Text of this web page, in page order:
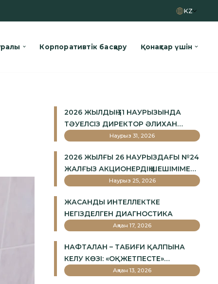
KZ
Корпоративтік басқару Қонақтар үшін
2026 ЖЫЛДЫҢ 31 НАУРЫЗЫНДА
ТӘУЕЛСІЗ ДИРЕКТОР ӘЛИХАН
ЖЕКСЕМБАЙҰЛЫ БАЙДУСЕНОВ
КЕҢЕСІНІҢ ТӨРАҒАСЫ БОЛЫП
САЙЛАНДЫ.
Наурыз 31, 2026
2026 ЖЫЛҒЫ 26 НАУРЫЗДАҒЫ №24
ЖАЛҒЫЗ АКЦИОНЕРДІҢ ШЕШІМІМЕН
КРИВЕЦ КРИСТИНА СЕРГЕЕВНА
ДИРЕКТОРЫ БОЛЫП САЙЛАНДЫ.
Наурыз 25, 2026
ЖАСАНДЫ ИНТЕЛЛЕКТКЕ
НЕГІЗДЕЛГЕН ДИАГНОСТИКА
Ақпан 17, 2026
НАФТАЛАН – ТАБИҒИ ҚАЛПЫНА
КЕЛУ КӨЗІ: «ОҚЖЕТПЕСТЕ»
ДЕНСАУЛЫҚТЫ ДӘРІ-ДӘРМЕКСІЗ
Ақпан 13, 2026